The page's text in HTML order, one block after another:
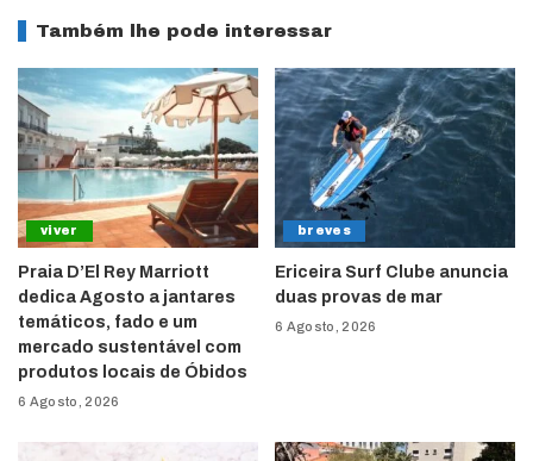
Também lhe pode interessar
viver
Praia D’El Rey Marriott
dedica Agosto a jantares
temáticos, fado e um
mercado sustentável com
produtos locais de Óbidos
6 Agosto, 2026
breves
Ericeira Surf Clube anuncia
duas provas de mar
6 Agosto, 2026